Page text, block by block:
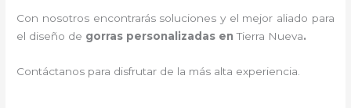
Con nosotros encontrarás soluciones y el mejor aliado para
el diseño de gorras personalizadas enTierra Nueva.
Contáctanos para disfrutar de la más alta experiencia.